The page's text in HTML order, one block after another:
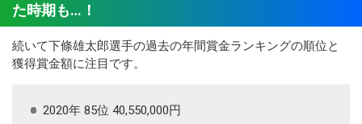
た時期も…！
続いて下條雄太郎選手の過去の年間賞金ランキングの順位と
獲得賞金額に注目です。
2020年 85位 40,550,000円